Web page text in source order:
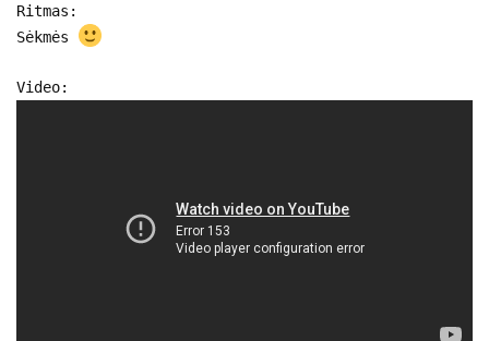
Ritmas:
Sėkmės
Video: